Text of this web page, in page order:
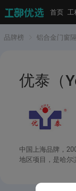
首页 工
品牌榜 铝合金门窗
优泰（
中国上海品牌，
地区项目，是哈尔